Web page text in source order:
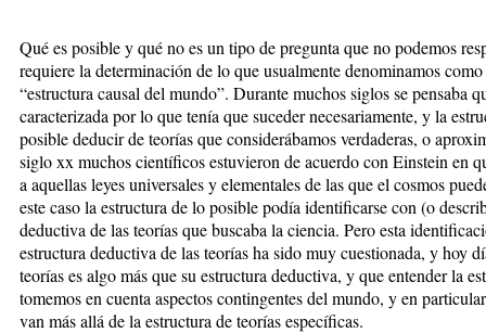
Qué es posible y qué no es un tipo de pregunta que no podemos
requiere la determinación de lo que usualmente denominamos
“estructura causal del mundo”. Durante muchos siglos se pensaba
caracterizada por lo que tenía que suceder necesariamente, y la
posible deducir de teorías que considerábamos verdaderas, o
siglo xx muchos científicos estuvieron de acuerdo con Einstein en
a aquellas leyes universales y elementales de las que el cosmos
este caso la estructura de lo posible podía identificarse con (o
deductiva de las teorías que buscaba la ciencia. Pero esta
estructura deductiva de las teorías ha sido muy cuestionada, y hoy
teorías es algo más que su estructura deductiva, y que entender la
tomemos en cuenta aspectos contingentes del mundo, y en
van más allá de la estructura de teorías específicas.